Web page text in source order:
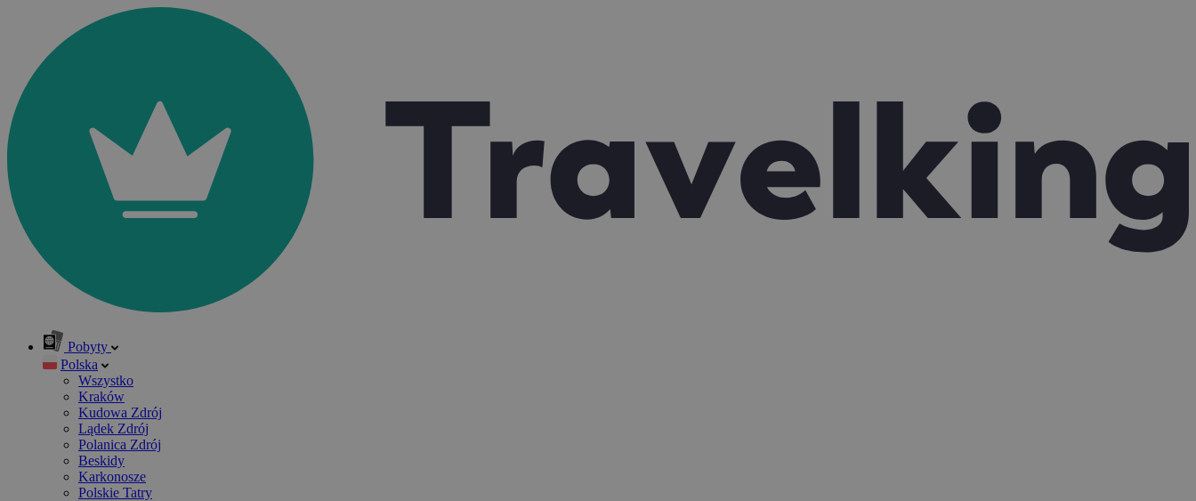
Pobyty
Polska
Wszystko
Kraków
Kudowa Zdrój
Lądek Zdrój
Polanica Zdrój
Beskidy
Karkonosze
Polskie Tatry